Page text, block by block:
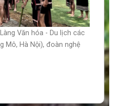
Văn hóa - Du lịch các
Mô, Hà Nội), đoàn nghệ